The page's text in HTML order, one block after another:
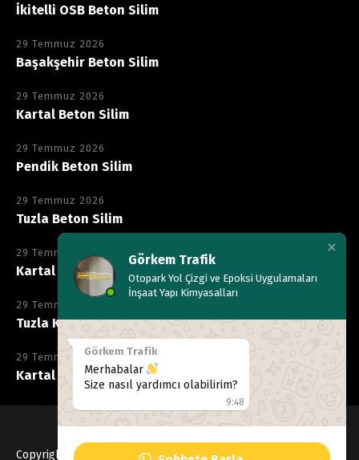
Görkem Trafik
Otopark Yol Çizgi ve Epoksi Uygulamaları
İnşaat Yapı Kimyasalları
Görkem Trafik
Merhabalar
Size nasıl yardımcı olabilirim?
9:48
İkitelli OSB Beton Silim
29 Temmuz 2026
Başakşehir Beton Silim
29 Temmuz 2026
Kartal Beton Silim
29 Temmuz 2026
Pendik Beton Silim
29 Temmuz 2026
Tuzla Beton Silim
29 Temmuz 2026
Kartal Kimyasala Dayanıklı Epoksi
29 Temmuz 2026
Tuzla Kimyasala Dayanıklı Epoksi
29 Temmuz 2026
Kartal Kaymaz Epoksi
Copyright © 2020 Gorkemtrafik, Tüm hakları Saklıdır